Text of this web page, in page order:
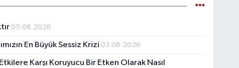
05.08.2026
En Büyük Sessiz Krizi 03.08.2026
Karşı Koruyucu Bir Etken Olarak Nasıl